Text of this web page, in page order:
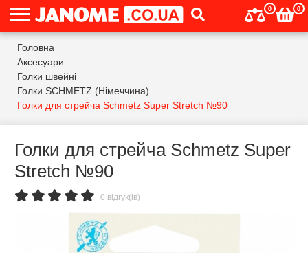
0 0
Головна
Аксесуари
Голки швейні
Голки SCHMETZ (Німеччина)
Голки для стрейча Schmetz Super Stretch №90
Голки для стрейча Schmetz Super
Stretch №90
0 відгук(ів)